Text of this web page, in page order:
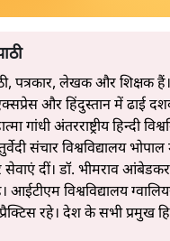
पत्रकार, लेखक और शिक्षक
और हिंदुस्तान में ढाई
गांधी अंतरराष्ट्रीय हिन्दी
संचार विश्वविद्यालय भोपाल
दीं। डॉ. भीमराव आंबेडकर
विश्वविद्यालय
रहे। देश के सभी प्रमुख